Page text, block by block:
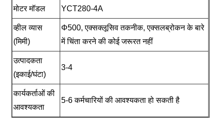
मोटर मॉडल YCT280-4A
व्हील व्यास
(मिमी)
Φ500, एक्सक्लूसिव तकनीक, एक्सलब्रोकन के बारे
में चिंता करने की कोई जरूरत नहीं
उत्पादकता
(इकाई/घंटा)
3-4
कार्यकर्ताओं की
आवश्यकता
5-6 कर्मचारियों की आवश्यकता हो सकती है